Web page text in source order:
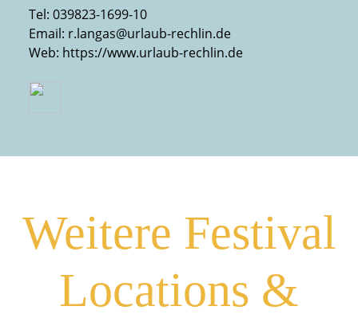
Tel: 039823-1699-10
Email: r.langas@urlaub-rechlin.de
Web: https://www.urlaub-rechlin.de
Weitere Festival
Locations &